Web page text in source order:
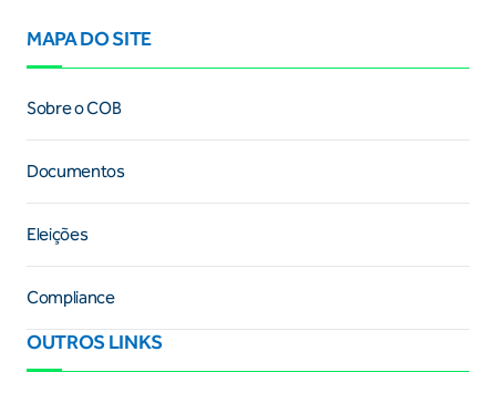
MAPA DO SITE
Sobre o COB
Documentos
Eleições
Compliance
OUTROS LINKS